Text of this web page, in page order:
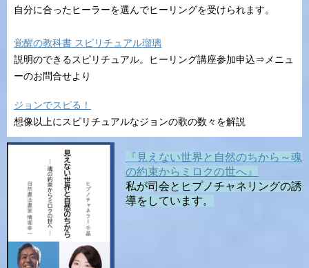
自分に合ったヒーラーを選んでヒーリングを受けられます。
覚醒の教科書 スピリチュアル瑠璃
説明のできるスピリチュアル。ヒーリング講座参加申込⇒メニュ
ーのお問合せより
ジョンでスピる！
想像以上にスピリチュアルなジョンの歌の数々を解説
『見えない世界と自然のちから～魂
の約束からミロクの世へ』
私が司会とヒプノチャネリングの誘
導をしています。